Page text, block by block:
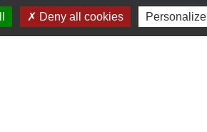
Speldhurst (Kent - ANGLETERRE)
Deny all cookies Personalize